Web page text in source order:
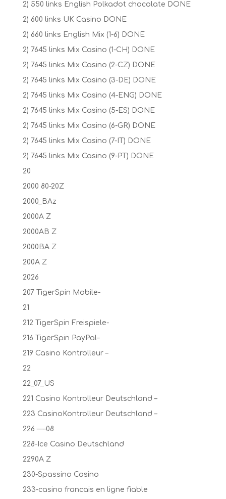
2) 550 links English Polkadot chocolate DONE
2) 600 links UK Casino DONE
2) 660 links English Mix (1-6) DONE
2) 7645 links Mix Casino (1-CH) DONE
2) 7645 links Mix Casino (2-CZ) DONE
2) 7645 links Mix Casino (3-DE) DONE
2) 7645 links Mix Casino (4-ENG) DONE
2) 7645 links Mix Casino (5-ES) DONE
2) 7645 links Mix Casino (6-GR) DONE
2) 7645 links Mix Casino (7-IT) DONE
2) 7645 links Mix Casino (9-PT) DONE
20
2000 80-20Z
2000_BAz
2000A Z
2000AB Z
2000BA Z
200A Z
2026
207 TigerSpin Mobile-
21
212 TigerSpin Freispiele-
216 TigerSpin PayPal–
219 Casino Kontrolleur –
22
22_07_US
221 Casino Kontrolleur Deutschland –
223 CasinoKontrolleur Deutschland –
226 —–08
228-Ice Casino Deutschland
2290A Z
230-Spassino Casino
233-casino francais en ligne fiable